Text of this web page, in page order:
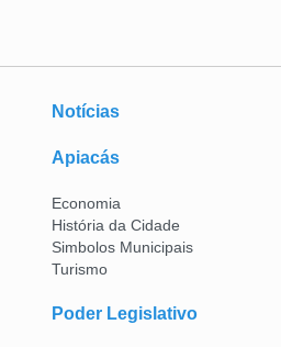
Notícias
Apiacás
Economia
História da Cidade
Simbolos Municipais
Turismo
Poder Legislativo